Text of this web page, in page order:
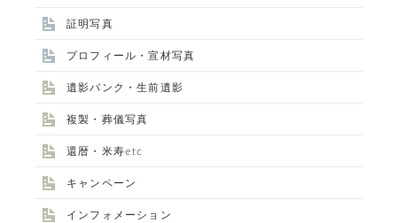
証明写真
プロフィール・宣材写真
遺影バンク・生前遺影
複製・葬儀写真
還暦・米寿etc
キャンペーン
インフォメーション